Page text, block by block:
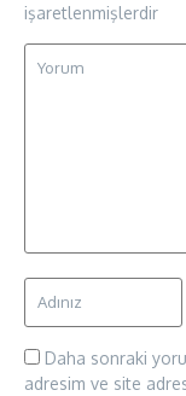
işaretlenmişlerdir
Daha sonraki
adresim ve site